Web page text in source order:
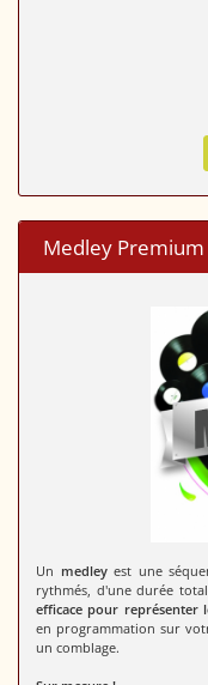
Medley Premium
Un medleyest une
rythmés, d'une durée
efficace pour
en programmation sur
un comblage.